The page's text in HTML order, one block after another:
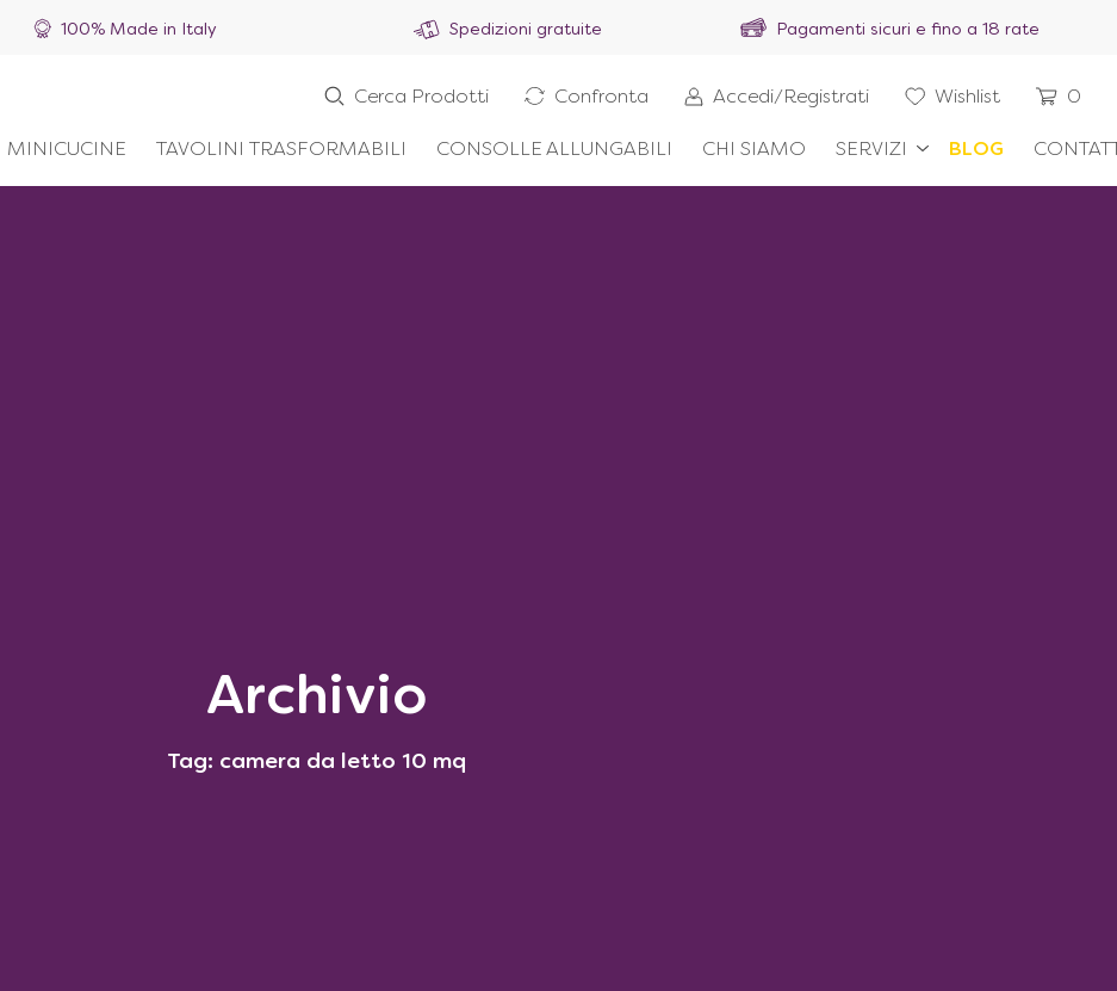
100% Made in Italy Spedizioni gratuite Pagamenti sicuri e fino a 18 rate
MINICUCINE TAVOLINI TRASFORMABILI CONSOLLE ALLUNGABILI CHI SIAMO SERVIZI BLOG
Cerca Prodotti Confronta Accedi/Registrati Wishlist 0
Archivio
Tag: camera da letto 10 mq